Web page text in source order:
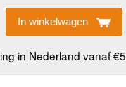
In winkelwagen
in Nederland vanaf